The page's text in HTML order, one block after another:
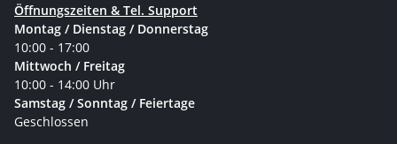
Öffnungszeiten & Tel. Support
Montag / Dienstag / Donnerstag
10:00 - 17:00
Mittwoch / Freitag
10:00 - 14:00 Uhr
Samstag / Sonntag / Feiertage
Geschlossen